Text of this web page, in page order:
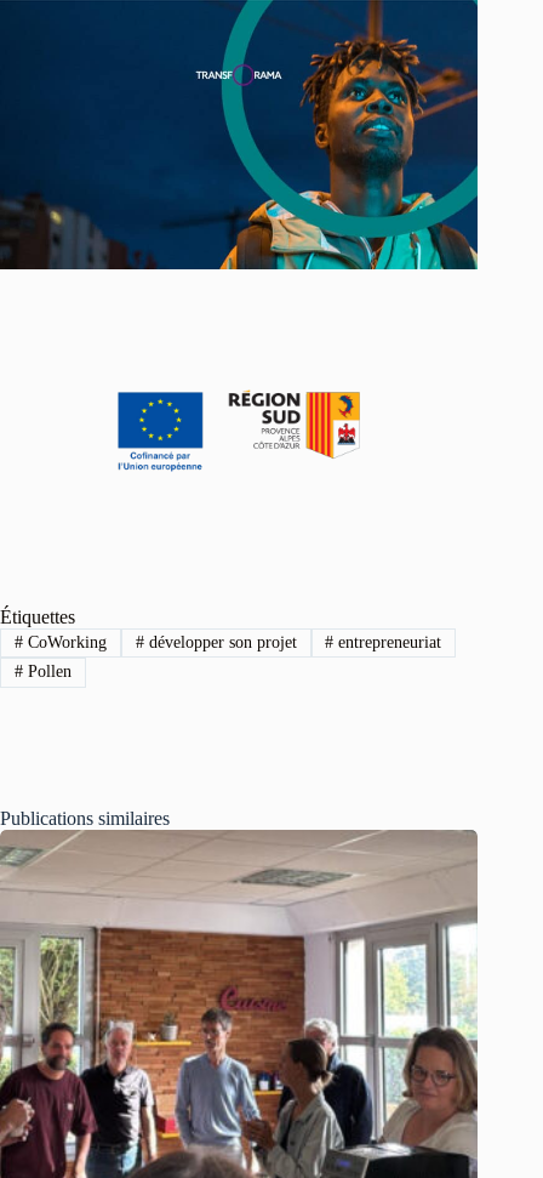
Étiquettes
#CoWorking #développer son projet # entrepreneuriat
#Pollen
Publications similaires